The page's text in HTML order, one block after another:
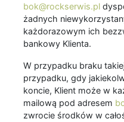
bok@rockserwis.pl
żadnych
każdorazowym ich
bankowy Klienta.
W przypadku braku
przypadku, gdy
koncie, Klient może w
mailową pod adresem
zwrocie środków w